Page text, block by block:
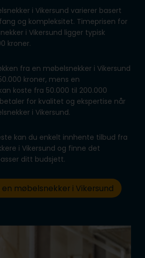
i Vikersund varierer basert
og kompleksitet. Timeprisen for
i Vikersund ligger typisk
kroner.
fra en møbelsnekker i Vikersund
kroner, mens en
koste fra 50.000 til 200.000
for kvalitet og ekspertise når
i Vikersund.
kan du enkelt innhente tilbud fra
i Vikersund og finne det
ditt budsjett.
møbelsnekker i Vikersund